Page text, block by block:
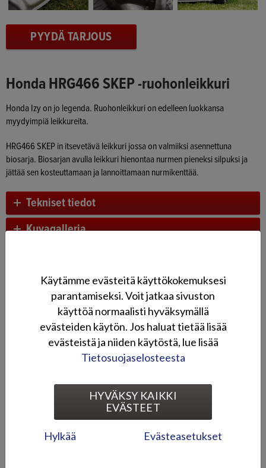
PYYDÄ TARJOUS
Honda HRG466 SKEP -ruohonleikkuri
Honda Izy on jo legenda. Ruohonleikkuri on edelleen luokkansa
myydyimpiä leikkureita.
HRG466 SKEP in itsevetävä leikkuri jossa on valmiiksi asennettuna
biosarja. Biosarjan avulla leikkuri hienontaa nurmen pieneksi silpuksi ja
jättää sen kosteuttamaan ja lannoittamaan nurmikenttää.
Tekniset tiedot
Kuvagalleria
HRX537 HZE -ruohonleikkuri HRS536 VKE -ruohonleikkuri
Käytämme evästeitä käyttökokemuksesi
parantamiseksi. Voit jatkaa sivuston
käyttöä normaalisti hyväksymällä
evästeiden käytön. Jos haluat tietää lisää
evästeistä ja niiden käytöstä, lue lisää
Tietosuojaselosteesta
HYVÄKSY KAIKKI
EVÄSTEET
Hylkää Evästeasetukset